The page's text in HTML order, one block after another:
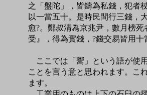
之「盤陀」，皆鑄為私錢，犯者
以一當五十。是時民間行三錢，
愈?。鄭叔清為京兆尹，數月榜
受』，得為實錢，?錢交易皆用
ここでは「鬻」という語が使
ことを言う意と思われます。こ
ます。